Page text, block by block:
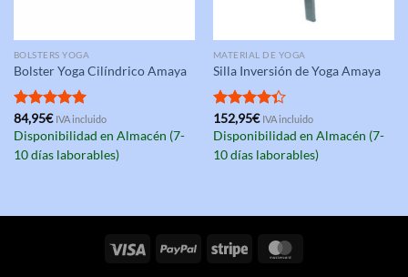
BOLSTERS YOGA
Bolster Yoga Cilíndrico Amaya
Valorado
con5.00
de 5
84,95€ IVA incluido
Disponibilidad en Almacén (7-
10 días laborables)
MATERIAL DE YOGA
Silla Inversión de Yoga Amaya
Valorado
con4.33
de 5
152,95€ IVA incluido
Disponibilidad en Almacén (7-
10 días laborables)